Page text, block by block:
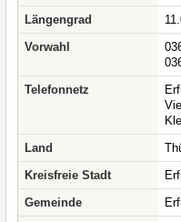
Längengrad
Vorwahl
Telefonnetz
Land
Kreisfreie Stadt
Gemeinde